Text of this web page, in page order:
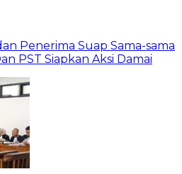
Penerima Suap Sama-sama
PST Siapkan Aksi Damai